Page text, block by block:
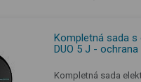
Kompletná sada
DUO 5 J -
Kompletná sada